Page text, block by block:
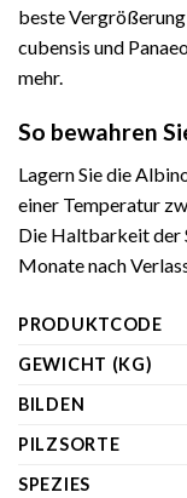
beste
cubensis und
mehr.
So bewahren
Lagern Sie die
einer Temperatur
Die Haltbarkeit der
Monate nach
PRODUKTCODE
GEWICHT (KG)
BILDEN
PILZSORTE
SPEZIES